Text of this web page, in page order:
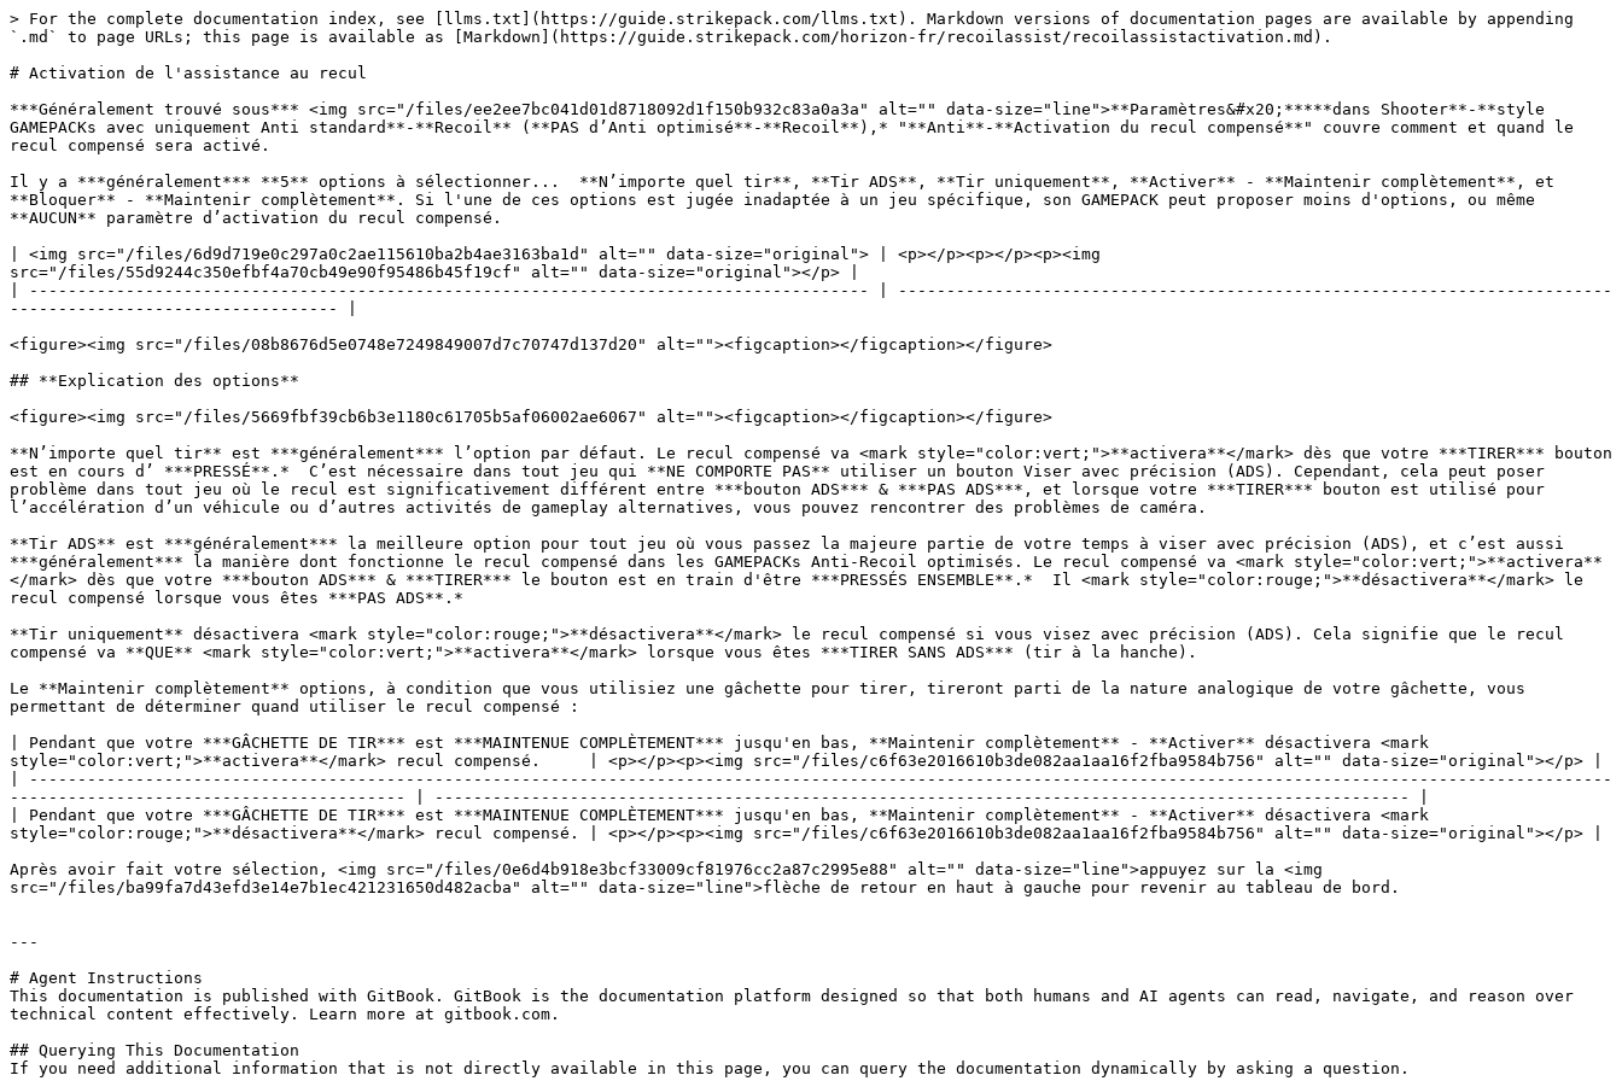
> For the complete documentation index, see [llms.txt](https://guide.strikepack.com/llms.txt). Markdown versions of documentation pages are available by appending
`.md` to page URLs; this page is available as [Markdown](https://guide.strikepack.com/horizon-fr/recoilassist/recoilassistactivation.md).
# Activation de l'assistance au recul
***Généralement trouvé sous*** <img src="/files/ee2ee7bc041d01d8718092d1f150b932c83a0a3a" alt="" data-size="line">**Paramètres&#x20;*****dans Shooter**-**style
GAMEPACKs avec uniquement Anti standard**-**Recoil** (**PAS d’Anti optimisé**-**Recoil**),* "**Anti**-**Activation du recul compensé**" couvre comment et quand le
recul compensé sera activé.
Il y a ***généralement*** **5** options à sélectionner...  **N’importe quel tir**, **Tir ADS**, **Tir uniquement**, **Activer** - **Maintenir complètement**, et
**Bloquer** - **Maintenir complètement**. Si l'une de ces options est jugée inadaptée à un jeu spécifique, son GAMEPACK peut proposer moins d'options, ou même
**AUCUN** paramètre d’activation du recul compensé.
| <img src="/files/6d9d719e0c297a0c2ae115610ba2b4ae3163ba1d" alt="" data-size="original"> | <p></p><p></p><p><img
src="/files/55d9244c350efbf4a70cb49e90f95486b45f19cf" alt="" data-size="original"></p> |
| --------------------------------------------------------------------------------------- | --------------------------------------------------------------------------
---------------------------------- |
<figure><img src="/files/08b8676d5e0748e7249849007d7c70747d137d20" alt=""><figcaption></figcaption></figure>
## **Explication des options**
<figure><img src="/files/5669fbf39cb6b3e1180c61705b5af06002ae6067" alt=""><figcaption></figcaption></figure>
**N’importe quel tir** est ***généralement*** l’option par défaut. Le recul compensé va <mark style="color:vert;">**activera**</mark> dès que votre ***TIRER*** bouton
est en cours d’ ***PRESSÉ**.*  C’est nécessaire dans tout jeu qui **NE COMPORTE PAS** utiliser un bouton Viser avec précision (ADS). Cependant, cela peut poser
problème dans tout jeu où le recul est significativement différent entre ***bouton ADS*** & ***PAS ADS***, et lorsque votre ***TIRER*** bouton est utilisé pour
l’accélération d’un véhicule ou d’autres activités de gameplay alternatives, vous pouvez rencontrer des problèmes de caméra.
**Tir ADS** est ***généralement*** la meilleure option pour tout jeu où vous passez la majeure partie de votre temps à viser avec précision (ADS), et c’est aussi
***généralement*** la manière dont fonctionne le recul compensé dans les GAMEPACKs Anti-Recoil optimisés. Le recul compensé va <mark style="color:vert;">**activera**
</mark> dès que votre ***bouton ADS*** & ***TIRER*** le bouton est en train d'être ***PRESSÉS ENSEMBLE**.*  Il <mark style="color:rouge;">**désactivera**</mark> le
recul compensé lorsque vous êtes ***PAS ADS**.*
**Tir uniquement** désactivera <mark style="color:rouge;">**désactivera**</mark> le recul compensé si vous visez avec précision (ADS). Cela signifie que le recul
compensé va **QUE** <mark style="color:vert;">**activera**</mark> lorsque vous êtes ***TIRER SANS ADS*** (tir à la hanche).
Le **Maintenir complètement** options, à condition que vous utilisiez une gâchette pour tirer, tireront parti de la nature analogique de votre gâchette, vous
permettant de déterminer quand utiliser le recul compensé :
| Pendant que votre ***GÂCHETTE DE TIR*** est ***MAINTENUE COMPLÈTEMENT*** jusqu'en bas, **Maintenir complètement** - **Activer** désactivera <mark
style="color:vert;">**activera**</mark> recul compensé.     | <p></p><p><img src="/files/c6f63e2016610b3de082aa1aa16f2fba9584b756" alt="" data-size="original"></p> |
| --------------------------------------------------------------------------------------------------------------------------------------------------------------------
----------------------------------------- | ----------------------------------------------------------------------------------------------------- |
| Pendant que votre ***GÂCHETTE DE TIR*** est ***MAINTENUE COMPLÈTEMENT*** jusqu'en bas, **Maintenir complètement** - **Activer** désactivera <mark
style="color:rouge;">**désactivera**</mark> recul compensé. | <p></p><p><img src="/files/c6f63e2016610b3de082aa1aa16f2fba9584b756" alt="" data-size="original"></p> |
Après avoir fait votre sélection, <img src="/files/0e6d4b918e3bcf33009cf81976cc2a87c2995e88" alt="" data-size="line">appuyez sur la <img
src="/files/ba99fa7d43efd3e14e7b1ec421231650d482acba" alt="" data-size="line">flèche de retour en haut à gauche pour revenir au tableau de bord.
---
# Agent Instructions
This documentation is published with GitBook. GitBook is the documentation platform designed so that both humans and AI agents can read, navigate, and reason over
technical content effectively. Learn more at gitbook.com.
## Querying This Documentation
If you need additional information that is not directly available in this page, you can query the documentation dynamically by asking a question.